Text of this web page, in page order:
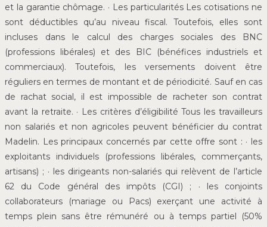
et la garantie chômage. · Les particularités Les cotisations ne
sont déductibles qu’au niveau fiscal. Toutefois, elles sont
incluses dans le calcul des charges sociales des BNC
(professions libérales) et des BIC (bénéfices industriels et
commerciaux). Toutefois, les versements doivent être
réguliers en termes de montant et de périodicité. Sauf en cas
de rachat social, il est impossible de racheter son contrat
avant la retraite. · Les critères d’éligibilité Tous les travailleurs
non salariés et non agricoles peuvent bénéficier du contrat
Madelin. Les principaux concernés par cette offre sont : · les
exploitants individuels (professions libérales, commerçants,
artisans) ; · les dirigeants non-salariés qui relèvent de l’article
62 du Code général des impôts (CGI) ; · les conjoints
collaborateurs (mariage ou Pacs) exerçant une activité à
temps plein sans être rémunéré ou à temps partiel (50%